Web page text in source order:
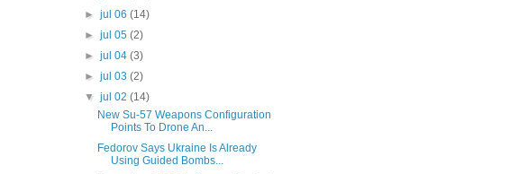
► jul 06 (14)
► jul 05 (2)
► jul 04 (3)
► jul 03 (2)
▼ jul 02 (14)
New Su-57 Weapons Configuration
Points To Drone An...
Fedorov Says Ukraine Is Already
Using Guided Bombs...